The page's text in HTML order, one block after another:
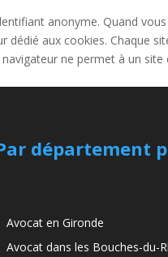
anonyme. Quand
dédié aux cookies.
ne permet à un site
département
Avocat en Gironde
Avocat dans les Bouches-du-